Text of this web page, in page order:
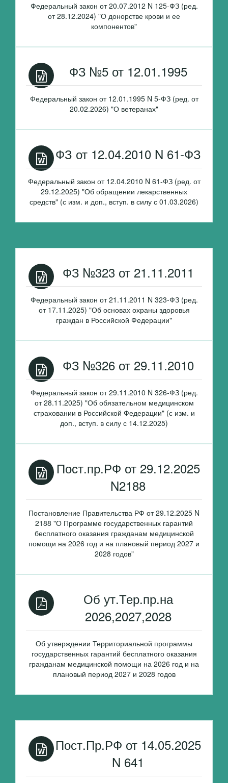
Федеральный закон от 20.07.2012 N 125-ФЗ (ред.
от 28.12.2024) "О донорстве крови и ее
компонентов"
ФЗ №5 от 12.01.1995
Федеральный закон от 12.01.1995 N 5-ФЗ (ред. от
20.02.2026) "О ветеранах"
ФЗ от 12.04.2010 N 61-ФЗ
Федеральный закон от 12.04.2010 N 61-ФЗ (ред. от
29.12.2025) "Об обращении лекарственных
средств" (с изм. и доп., вступ. в силу с 01.03.2026)
ФЗ №323 от 21.11.2011
Федеральный закон от 21.11.2011 N 323-ФЗ (ред.
от 17.11.2025) "Об основах охраны здоровья
граждан в Российской Федерации"
ФЗ №326 от 29.11.2010
Федеральный закон от 29.11.2010 N 326-ФЗ (ред.
от 28.11.2025) "Об обязательном медицинском
страховании в Российской Федерации" (с изм. и
доп., вступ. в силу с 14.12.2025)
Пост.пр.РФ от 29.12.2025
N2188
Постановление Правительства РФ от 29.12.2025 N
2188 "О Программе государственных гарантий
бесплатного оказания гражданам медицинской
помощи на 2026 год и на плановый период 2027 и
2028 годов"
Об ут.Тер.пр.на
2026,2027,2028
Об утверждении Территориальной программы
государственных гарантий бесплатного оказания
гражданам медицинской помощи на 2026 год и на
плановый период 2027 и 2028 годов
Пост.Пр.РФ от 14.05.2025
N 641